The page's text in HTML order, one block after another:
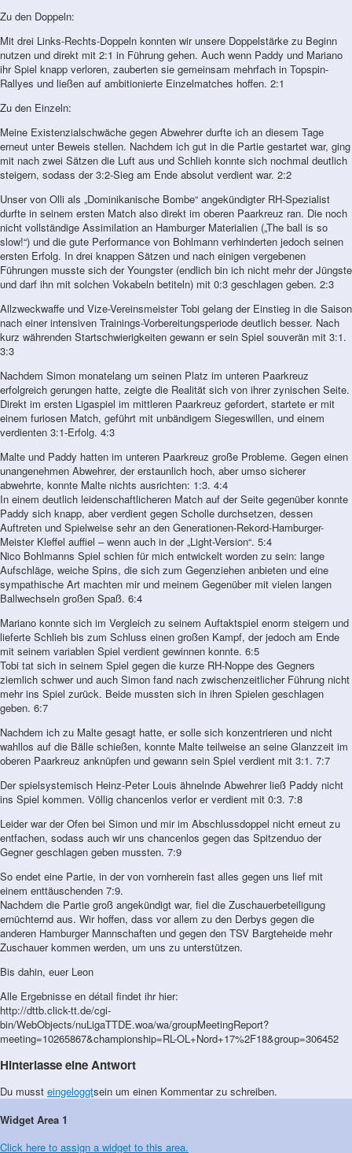
Zu den Doppeln:
Mit drei Links-Rechts-Doppeln konnten wir unsere Doppelstärke zu Beginn
nutzen und direkt mit 2:1 in Führung gehen. Auch wenn Paddy und Mariano
ihr Spiel knapp verloren, zauberten sie gemeinsam mehrfach in Topspin-
Rallyes und ließen auf ambitionierte Einzelmatches hoffen. 2:1
Zu den Einzeln:
Meine Existenzialschwäche gegen Abwehrer durfte ich an diesem Tage
erneut unter Beweis stellen. Nachdem ich gut in die Partie gestartet war, ging
mit nach zwei Sätzen die Luft aus und Schlieh konnte sich nochmal deutlich
steigern, sodass der 3:2-Sieg am Ende absolut verdient war. 2:2
Unser von Olli als „Dominikanische Bombe“ angekündigter RH-Spezialist
durfte in seinem ersten Match also direkt im oberen Paarkreuz ran. Die noch
nicht vollständige Assimilation an Hamburger Materialien („The ball is so
slow!“) und die gute Performance von Bohlmann verhinderten jedoch seinen
ersten Erfolg. In drei knappen Sätzen und nach einigen vergebenen
Führungen musste sich der Youngster (endlich bin ich nicht mehr der Jüngste
und darf ihn mit solchen Vokabeln betiteln) mit 0:3 geschlagen geben. 2:3
Allzweckwaffe und Vize-Vereinsmeister Tobi gelang der Einstieg in die Saison
nach einer intensiven Trainings-Vorbereitungsperiode deutlich besser. Nach
kurz währenden Startschwierigkeiten gewann er sein Spiel souverän mit 3:1.
3:3
Nachdem Simon monatelang um seinen Platz im unteren Paarkreuz
erfolgreich gerungen hatte, zeigte die Realität sich von ihrer zynischen Seite.
Direkt im ersten Ligaspiel im mittleren Paarkreuz gefordert, startete er mit
einem furiosen Match, geführt mit unbändigem Siegeswillen, und einem
verdienten 3:1-Erfolg. 4:3
Malte und Paddy hatten im unteren Paarkreuz große Probleme. Gegen einen
unangenehmen Abwehrer, der erstaunlich hoch, aber umso sicherer
abwehrte, konnte Malte nichts ausrichten: 1:3. 4:4
In einem deutlich leidenschaftlicheren Match auf der Seite gegenüber konnte
Paddy sich knapp, aber verdient gegen Scholle durchsetzen, dessen
Auftreten und Spielweise sehr an den Generationen-Rekord-Hamburger-
Meister Kleffel auffiel – wenn auch in der „Light-Version“. 5:4
Nico Bohlmanns Spiel schien für mich entwickelt worden zu sein: lange
Aufschläge, weiche Spins, die sich zum Gegenziehen anbieten und eine
sympathische Art machten mir und meinem Gegenüber mit vielen langen
Ballwechseln großen Spaß. 6:4
Mariano konnte sich im Vergleich zu seinem Auftaktspiel enorm steigern und
lieferte Schlieh bis zum Schluss einen großen Kampf, der jedoch am Ende
mit seinem variablen Spiel verdient gewinnen konnte. 6:5
Tobi tat sich in seinem Spiel gegen die kurze RH-Noppe des Gegners
ziemlich schwer und auch Simon fand nach zwischenzeitlicher Führung nicht
mehr ins Spiel zurück. Beide mussten sich in ihren Spielen geschlagen
geben. 6:7
Nachdem ich zu Malte gesagt hatte, er solle sich konzentrieren und nicht
wahllos auf die Bälle schießen, konnte Malte teilweise an seine Glanzzeit im
oberen Paarkreuz anknüpfen und gewann sein Spiel verdient mit 3:1. 7:7
Der spielsystemisch Heinz-Peter Louis ähnelnde Abwehrer ließ Paddy nicht
ins Spiel kommen. Völlig chancenlos verlor er verdient mit 0:3. 7:8
Leider war der Ofen bei Simon und mir im Abschlussdoppel nicht erneut zu
entfachen, sodass auch wir uns chancenlos gegen das Spitzenduo der
Gegner geschlagen geben mussten. 7:9
So endet eine Partie, in der von vornherein fast alles gegen uns lief mit
einem enttäuschenden 7:9.
Nachdem die Partie groß angekündigt war, fiel die Zuschauerbeteiligung
ernüchternd aus. Wir hoffen, dass vor allem zu den Derbys gegen die
anderen Hamburger Mannschaften und gegen den TSV Bargteheide mehr
Zuschauer kommen werden, um uns zu unterstützen.
Bis dahin, euer Leon
Alle Ergebnisse en détail findet ihr hier:
http://dttb.click-tt.de/cgi-
bin/WebObjects/nuLigaTTDE.woa/wa/groupMeetingReport?
meeting=10265867&championship=RL-OL+Nord+17%2F18&group=306452
Hinterlasse eine Antwort
Du musst eingeloggtsein um einen Kommentar zu schreiben.
Widget Area 1
Click here to assign a widget to this area.